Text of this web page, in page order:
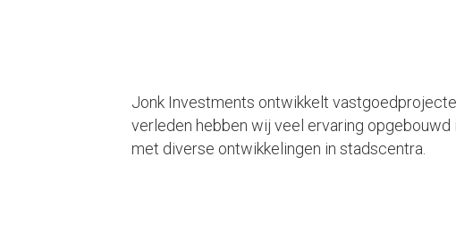
Jonk Investments ontwikkelt
verleden hebben wij veel ervaring
met diverse ontwikkelingen in stadscentra.